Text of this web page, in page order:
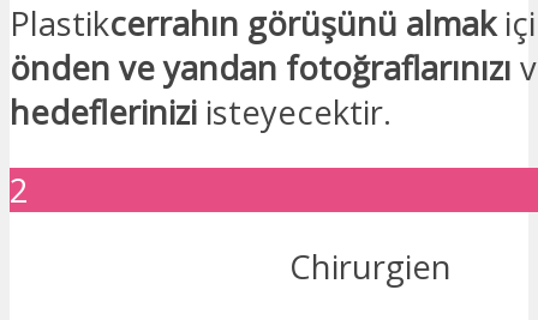
Plastikcerrahın görüşünü almak
önden ve yandan fotoğraflarınızı
hedeflerinizi isteyecektir.
2
Chirurgien